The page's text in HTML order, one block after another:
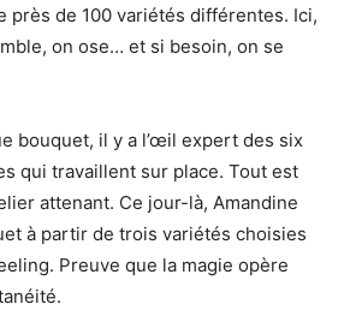
près de 100 variétés différentes. Ici,
on ose… et si besoin, on se
bouquet, il y a l’œil expert des six
qui travaillent sur place. Tout est
attenant. Ce jour-là, Amandine
à partir de trois variétés choisies
Preuve que la magie opère